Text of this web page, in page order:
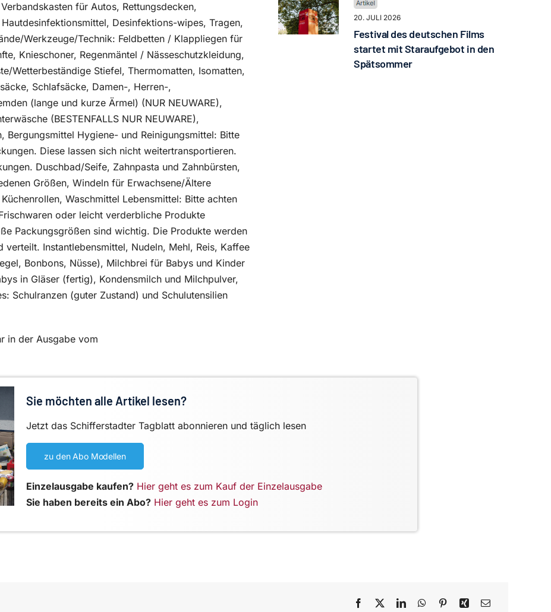
für Autos, Rettungsdecken,
Desinfektions-wipes, Tragen,
Werkzeuge/Technik: Feldbetten / Klappliegen für
Knieschoner, Regenmäntel / Nässeschutzkleidung,
Wetterbeständige Stiefel, Thermomatten, Isomatten,
Schlafsäcke, Damen-, Herren-,
(lange und kurze Ärmel) (NUR NEUWARE),
(BESTENFALLS NUR NEUWARE),
Bergungsmittel Hygiene- und Reinigungsmittel: Bitte
Diese lassen sich nicht weitertransportieren.
Duschbad/Seife, Zahnpasta und Zahnbürsten,
Größen, Windeln für Erwachsene/Ältere
Waschmittel Lebensmittel: Bitte achten
oder leicht verderbliche Produkte
Packungsgrößen sind wichtig. Die Produkte werden
Instantlebensmittel, Nudeln, Mehl, Reis, Kaffee
Bonbons, Nüsse), Milchbrei für Babys und Kinder
in Gläser (fertig), Kondensmilch und Milchpulver,
Schulranzen (guter Zustand) und Schulutensilien
in der Ausgabe vom
20. JULI 2026
Festival des deutschen Films
startet mit Staraufgebot in den
Spätsommer
Sie möchten alle Artikel lesen?
Jetzt das Schifferstadter Tagblatt abonnieren und täglich lesen
zu den Abo Modellen
Einzelausgabe kaufen? Hier geht es zum Kauf der Einzelausgabe
Sie haben bereits ein Abo? Hier geht es zum Login